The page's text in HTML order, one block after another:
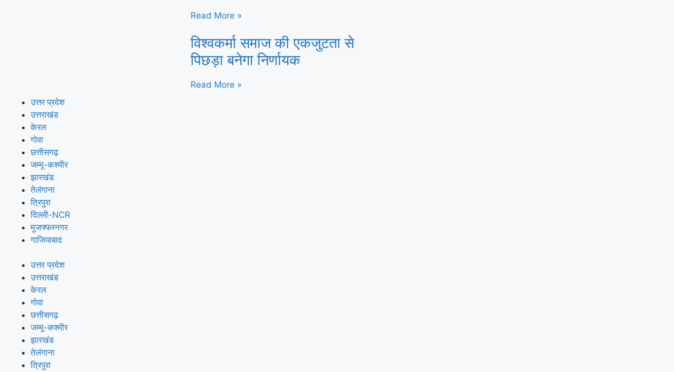
Read More »
विश्वकर्मा समाज की एकजुटता से
पिछड़ा बनेगा निर्णायक
Read More »
उत्तर प्रदेश
उत्तराखंड
केरल
गोवा
छत्तीसगढ़
जम्मू-कश्मीर
झारखंड
तेलंगाना
त्रिपुरा
दिल्ली-NCR
मुजफ्फरनगर
गाजियाबाद
उत्तर प्रदेश
उत्तराखंड
केरल
गोवा
छत्तीसगढ़
जम्मू-कश्मीर
झारखंड
तेलंगाना
त्रिपुरा